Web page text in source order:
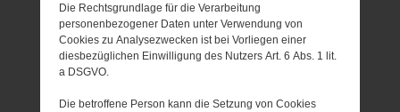
Die Rechtsgrundlage für die Verarbeitung
personenbezogener Daten unter Verwendung von
Cookies zu Analysezwecken ist bei Vorliegen einer
diesbezüglichen Einwilligung des Nutzers Art. 6 Abs. 1 lit.
a DSGVO.
Die betroffene Person kann die Setzung von Cookies